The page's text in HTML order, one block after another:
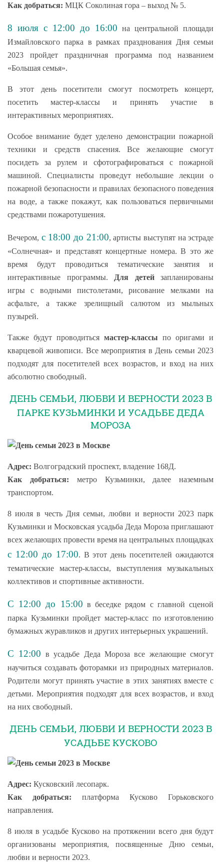
Как добраться: МЦК Соколиная гора – выход № 5.
8 июля с 12:00 до 16:00 на центральной площади
Измайловского парка в рамках празднования Дня семьи
2023 пройдет праздничная программа под названием
«Большая семья».
В этот день посетители смогут посмотреть концерт,
посетить мастер-классы и принять участие в
интерактивных мероприятиях.
Особое внимание будет уделено демонстрации пожарной
техники и средств спасения. Все желающие смогут
посидеть за рулем и сфотографироваться с пожарной
машиной. Специалисты проведут небольшие лекции о
пожарной безопасности и правилах безопасного поведения
на воде, а также покажут, как пользоваться первичными
средствами пожаротушения.
Вечером, с 18:00 до 21:00, артисты выступят на эстраде
«Солнечная» и представят концертные номера. В это же
время будут проводиться тематические занятия и
интерактивные программы.
Для детейзапланированы
игры с водными пистолетами, рисование мелками на
асфальте, а также зрелищный салютом из мыльных
пузырей.
Также будут проводитьсямастер-классы по оригами и
кварцевой живописи. Все мероприятия в День семьи 2023
подходят для посетителей всех возрастов, и вход на них
абсолютно свободный.
ДЕНЬ СЕМЬИ, ЛЮБВИ И ВЕРНОСТИ 2023 В
ПАРКЕ КУЗЬМИНКИ И УСАДЬБЕ ДЕДА
МОРОЗА
Адрес: Волгоградский проспект, владение 168Д.
Как добраться: метро Кузьминки, далее наземным
транспортом.
8 июля в честь Дня семьи, любви и верности 2023 парк
Кузьминки и Московская усадьба Деда Мороза приглашают
всех желающих провести время на центральных площадках
с 12:00 до 17:00. В этот день посетителей ожидаются
тематические мастер-классы, выступления музыкальных
коллективов и спортивные активности.
C 12:00 до 15:00 в беседке рядом с главной сценой
парка Кузьминки пройдет мастер-класс по изготовлению
бумажных журавликов и других интерьерных украшений.
C 12:00 в усадьбе Деда Мороза все желающие смогут
научиться создавать фоторамки из природных материалов.
Родители могут принять участие в этих занятиях вместе с
детьми. Мероприятия подходят для всех возрастов, и вход
на них свободный.
ДЕНЬ СЕМЬИ, ЛЮБВИ И ВЕРНОСТИ 2023 В
УСАДЬБЕ КУСКОВО
Адрес: Кусковский лесопарк.
Как добраться: платформа Кусково Горьковского
направления.
8 июля в усадьбе Кусково на протяжении всего дня будут
организованы мероприятия, посвященные Дню семьи,
любви и верности 2023.